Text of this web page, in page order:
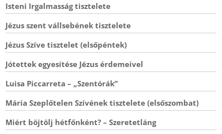
Isteni Irgalmasság tisztelete
Jézus szent vállsebének tisztelete
Jézus Szíve tisztelet (elsőpéntek)
Jótettek egyesítése Jézus érdemeivel
Luisa Piccarreta – „Szentórák”
Mária Szeplőtelen Szívének tisztelete (elsőszombat)
Miért böjtölj hétfőnként? – Szeretetláng